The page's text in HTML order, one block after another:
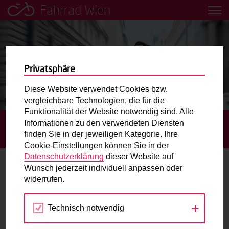
Fahrrad Wien
Leih dir einfach ein Transportfahrrad in deiner Nähe aus!
Mobilitätsbildung für Kinder und
Jugendliche
Radweg-Projektkarte
Routenplaner
Mit dem Fahrrad in Wien unterwegs? Hier finden Sie die
beste Route.
Wunschbox
Sie haben ein Anliegen zum Radverkehr? Schreiben Sie
STARTSEITE BLOG
ÖSTERREICH TESTET: MIT DEM
FAHRRAD ZUM CORONA-TEST
Österreich testet: Mit dem Fahrrad zum
Corona-Test
Privatsphäre
Diese Website verwendet Cookies bzw.
vergleichbare Technologien, die für die
Funktionalität der Website notwendig sind. Alle
Informationen zu den verwendeten Diensten
finden Sie in der jeweiligen Kategorie. Ihre
Cookie-Einstellungen können Sie in der
Datenschutzerklärung dieser Website auf
Wunsch jederzeit individuell anpassen oder
widerrufen.
Technisch notwendig